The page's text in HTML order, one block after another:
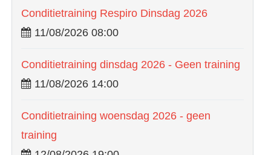
Conditietraining Respiro Dinsdag 2026
11/08/2026 08:00
Conditietraining dinsdag 2026 - Geen training
11/08/2026 14:00
Conditietraining woensdag 2026 - geen
training